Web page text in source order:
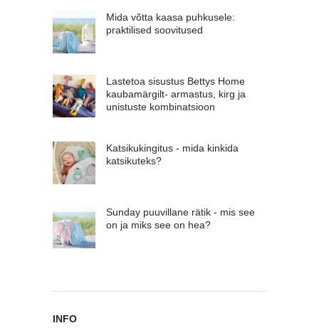
Mida võtta kaasa puhkusele:
praktilised soovitused
Lastetoa sisustus Bettys Home
kaubamärgilt- armastus, kirg ja
unistuste kombinatsioon
Katsikukingitus - mida kinkida
katsikuteks?
Sunday puuvillane rätik - mis see
on ja miks see on hea?
INFO